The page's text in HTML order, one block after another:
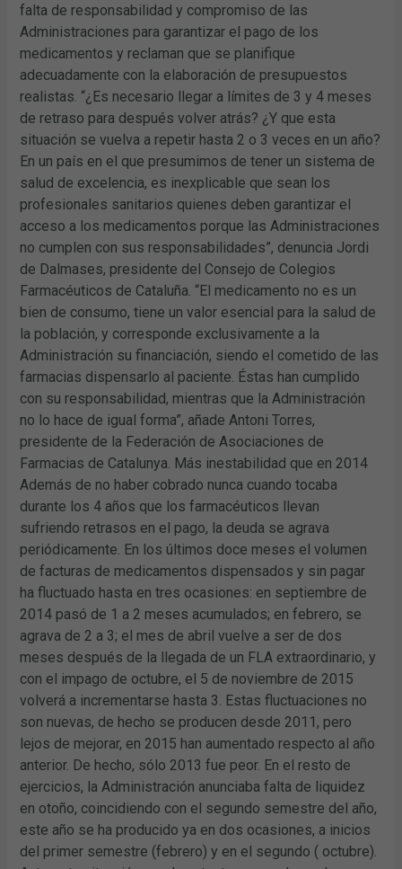
falta de responsabilidad y compromiso de las
Administraciones para garantizar el pago de los
medicamentos y reclaman que se planifique
adecuadamente con la elaboración de presupuestos
realistas. “¿Es necesario llegar a límites de 3 y 4 meses
de retraso para después volver atrás? ¿Y que esta
situación se vuelva a repetir hasta 2 o 3 veces en un año?
En un país en el que presumimos de tener un sistema de
salud de excelencia, es inexplicable que sean los
profesionales sanitarios quienes deben garantizar el
acceso a los medicamentos porque las Administraciones
no cumplen con sus responsabilidades”, denuncia Jordi
de Dalmases, presidente del Consejo de Colegios
Farmacéuticos de Cataluña. “El medicamento no es un
bien de consumo, tiene un valor esencial para la salud de
la población, y corresponde exclusivamente a la
Administración su financiación, siendo el cometido de las
farmacias dispensarlo al paciente. Éstas han cumplido
con su responsabilidad, mientras que la Administración
no lo hace de igual forma”, añade Antoni Torres,
presidente de la Federación de Asociaciones de
Farmacias de Catalunya. Más inestabilidad que en 2014
Además de no haber cobrado nunca cuando tocaba
durante los 4 años que los farmacéuticos llevan
sufriendo retrasos en el pago, la deuda se agrava
periódicamente. En los últimos doce meses el volumen
de facturas de medicamentos dispensados y sin pagar
ha fluctuado hasta en tres ocasiones: en septiembre de
2014 pasó de 1 a 2 meses acumulados; en febrero, se
agrava de 2 a 3; el mes de abril vuelve a ser de dos
meses después de la llegada de un FLA extraordinario, y
con el impago de octubre, el 5 de noviembre de 2015
volverá a incrementarse hasta 3. Estas fluctuaciones no
son nuevas, de hecho se producen desde 2011, pero
lejos de mejorar, en 2015 han aumentado respecto al año
anterior. De hecho, sólo 2013 fue peor. En el resto de
ejercicios, la Administración anunciaba falta de liquidez
en otoño, coincidiendo con el segundo semestre del año,
este año se ha producido ya en dos ocasiones, a inicios
del primer semestre (febrero) y en el segundo ( octubre).